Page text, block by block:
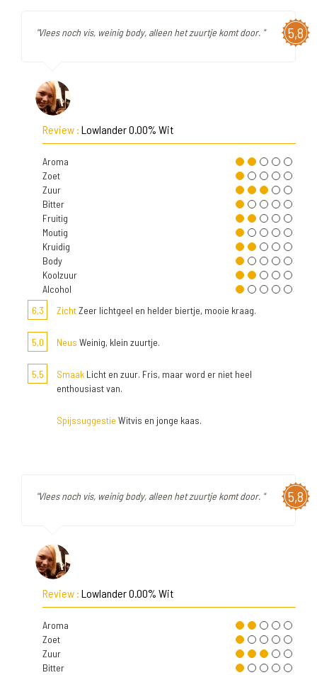
5,8
"Vlees noch vis, weinig body, alleen het zuurtje komt door. "
Review : Lowlander 0.00% Wit
Aroma
Zoet
Zuur
Bitter
Fruitig
Moutig
Kruidig
Body
Koolzuur
Alcohol
6,3
ZichtZeer lichtgeel en helder biertje, mooie kraag.
5,0 Neus Weinig, klein zuurtje.
5,5 Smaak Licht en zuur. Fris, maar word er niet heel
enthousiast van.
Spijssuggestie Witvis en jonge kaas.
5,8
"Vlees noch vis, weinig body, alleen het zuurtje komt door. "
Review : Lowlander 0.00% Wit
Aroma
Zoet
Zuur
Bitter